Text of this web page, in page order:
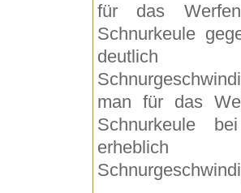
für das
Schnurkeule
man für das
Schnurkeule